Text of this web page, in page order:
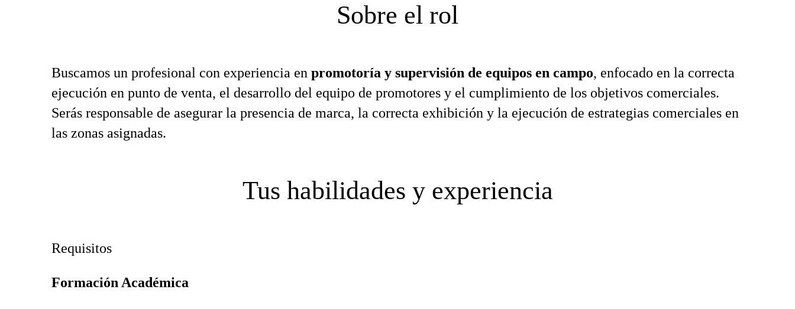
Sobre el rol
Buscamos un profesional con experiencia en promotoría y supervisión de equipos en campo, enfocado en la correcta
ejecución en punto de venta, el desarrollo del equipo de promotores y el cumplimiento de los objetivos comerciales.
Serás responsable de asegurar la presencia de marca, la correcta exhibición y la ejecución de estrategias comerciales en
las zonas asignadas.
Tus habilidades y experiencia
Requisitos
Formación Académica